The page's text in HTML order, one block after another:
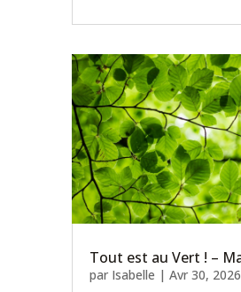
Tout est au Vert ! –
par Isabelle | Avr 30, 2026